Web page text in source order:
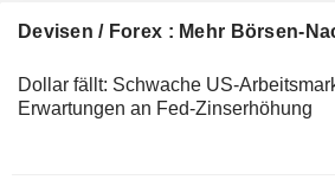
Devisen / Forex : Mehr Börsen-
Dollar fällt: Schwache US-
Erwartungen an Fed-Zinserhöhung